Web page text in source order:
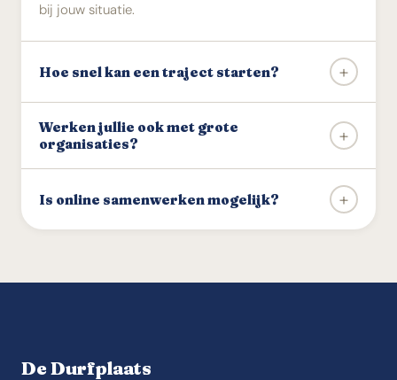
bij jouw situatie.
Hoe snel kan een traject starten? +
weken starten na het kennismakingsgesprek. Bij grote
Werken jullie ook met grote
organisaties?
+
organisaties, van kleine non-profits tot gemeenten en
landelijke overheden. De aanpak wordt altijd
Is online samenwerken mogelijk? +
digitale werkvormen die de kwaliteit van de
De Durfplaats